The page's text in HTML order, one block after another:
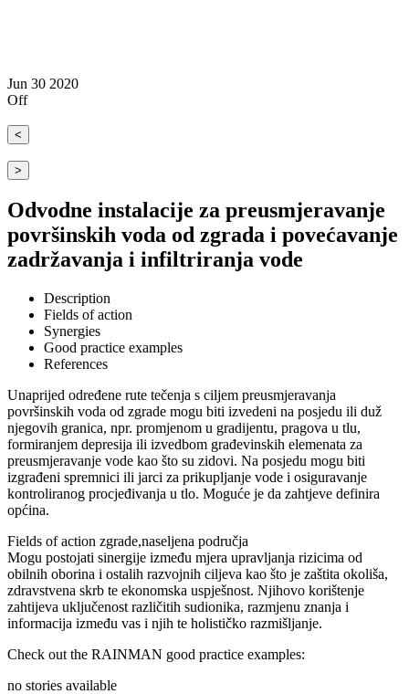
Jun 30 2020
Off
<
>
Odvodne instalacije za preusmjeravanje
površinskih voda od zgrada i povećavanje
zadržavanja i infiltriranja vode
Description
Fields of action
Synergies
Good practice examples
References
Unaprijed određene rute tečenja s ciljem preusmjeravanja
površinskih voda od zgrade mogu biti izvedeni na posjedu ili duž
njegovih granica, npr. promjenom u gradijentu, pragova u tlu,
formiranjem depresija ili izvedbom građevinskih elemenata za
preusmjeravanje vode kao što su zidovi. Na posjedu mogu biti
izgrađeni spremnici ili jarci za prikupljanje vode i osiguravanje
kontroliranog procjeđivanja u tlo. Moguće je da zahtjeve definira
općina.
Fields of action zgrade,naseljena područja
Mogu postojati sinergije između mjera upravljanja rizicima od
obilnih oborina i ostalih razvojnih ciljeva kao što je zaštita okoliša,
zdravstvena skrb te ekonomska uspješnost. Njihovo korištenje
zahtijeva uključenost različitih sudionika, razmjenu znanja i
informacija između vas i njih te holističko razmišljanje.
Check out the RAINMAN good practice examples:
no stories available